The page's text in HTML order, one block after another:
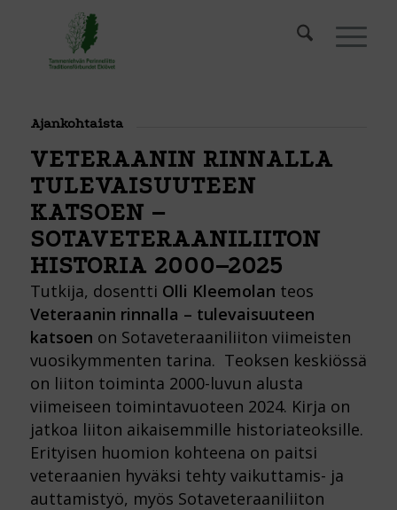
Ajankohtaista
VETERAANIN RINNALLA
TULEVAISUUTEEN
KATSOEN –
SOTAVETERAANILIITON
HISTORIA 2000–2025
Tutkija, dosentti Olli Kleemolan teos
Veteraanin rinnalla – tulevaisuuteen
katsoen on Sotaveteraaniliiton viimeisten
vuosikymmenten tarina. Teoksen keskiössä
on liiton toiminta 2000-luvun alusta
viimeiseen toimintavuoteen 2024. Kirja on
jatkoa liiton aikaisemmille historiateoksille.
Erityisen huomion kohteena on paitsi
veteraanien hyväksi tehty vaikuttamis- ja
auttamistyö, myös Sotaveteraaniliiton